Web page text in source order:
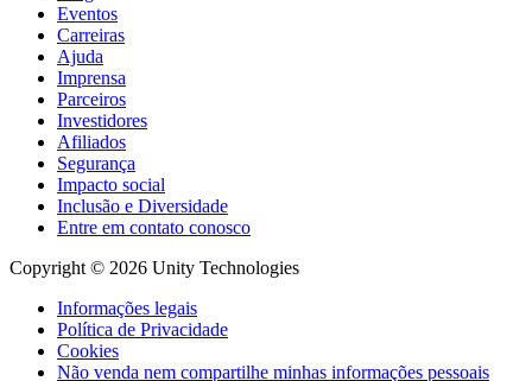
Eventos
Carreiras
Ajuda
Imprensa
Parceiros
Investidores
Afiliados
Segurança
Impacto social
Inclusão e Diversidade
Entre em contato conosco
Copyright © 2026 Unity Technologies
Informações legais
Política de Privacidade
Cookies
Não venda nem compartilhe minhas informações pessoais